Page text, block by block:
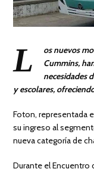
L
os nuevos
Cummins,
necesidades
y escolares,
Foton, representada
su ingreso al
nueva categoría de
Durante el Encuentro